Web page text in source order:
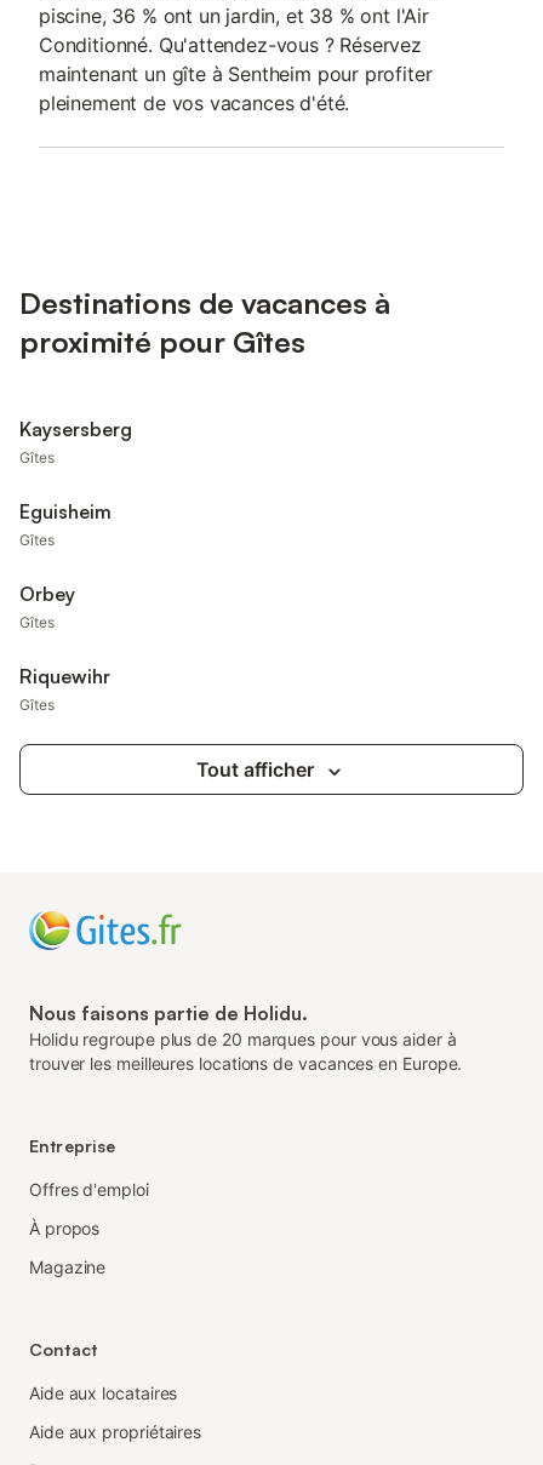
piscine, 36 % ont un jardin, et 38 % ont l'Air
Conditionné. Qu'attendez-vous ? Réservez
maintenant un gîte à Sentheim pour profiter
pleinement de vos vacances d'été.
Destinations de vacances à
proximité pour Gîtes
Kaysersberg
Gîtes
Eguisheim
Gîtes
Orbey
Gîtes
Riquewihr
Gîtes
Tout afficher
Nous faisons partie de Holidu.
Holidu regroupe plus de 20 marques pour vous aider à
trouver les meilleures locations de vacances en Europe.
Entreprise
Offres d'emploi
À propos
Magazine
Contact
Aide aux locataires
Aide aux propriétaires